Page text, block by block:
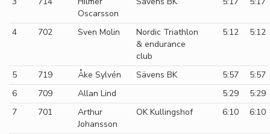
Oscarsson
4 702 Sven Molin
Nordic Triathlon
& endurance
club
5:12 5:12
5 719 Åke Sylvén Sävens BK 5:57
5:57
6
709 Allan Lind 5:29
5:29
7
701
Arthur
Johansson
OK Kullingshof 6:10 6:10